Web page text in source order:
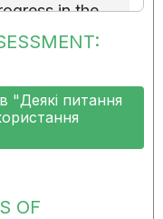
in the
in the
of the
of the
"Деякі питання
OF